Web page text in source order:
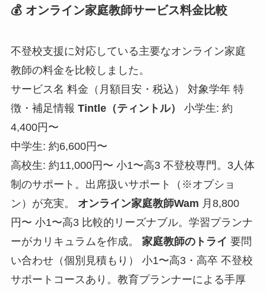
💰 オンライン家庭教師サービス料金比較
不登校支援に対応している主要なオンライン家庭
教師の料金を比較しました。
サービス名 料金（月額目安・税込） 対象学年 特
徴・補足情報 Tintle（ティントル）
小学生: 約
4,400円〜
中学生: 約6,600円〜
高校生: 約11,000円〜 小1〜高3 不登校専門。3人体
制のサポート。出席扱いサポート（※オプショ
ン）が充実。 オンライン家庭教師Wam 月8,800
円〜 小1〜高3 比較的リーズナブル。学習プランナ
ーがカリキュラムを作成。 家庭教師のトライ 要問
い合わせ（個別見積もり） 小1〜高3・高卒 不登校
サポートコースあり。教育プランナーによる手厚